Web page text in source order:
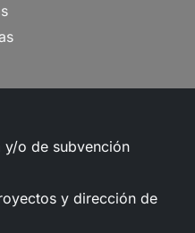
o de subvención
y dirección de